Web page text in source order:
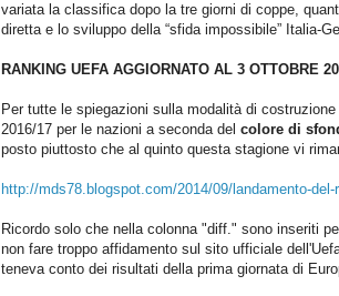
variata la classifica dopo la tre giorni di coppe,
diretta e lo sviluppo della “sfida impossibile” Italia-
RANKING UEFA AGGIORNATO AL 3 OTTOBRE
Per tutte le spiegazioni sulla modalità di
2016/17 per le nazioni a seconda del colore di
posto piuttosto che al quinto questa stagione vi
http://mds78.blogspot.com/2014/09/landamento-del-
Ricordo solo che nella colonna "diff." sono inseriti
non fare troppo affidamento sul sito ufficiale
teneva conto dei risultati della prima giornata di